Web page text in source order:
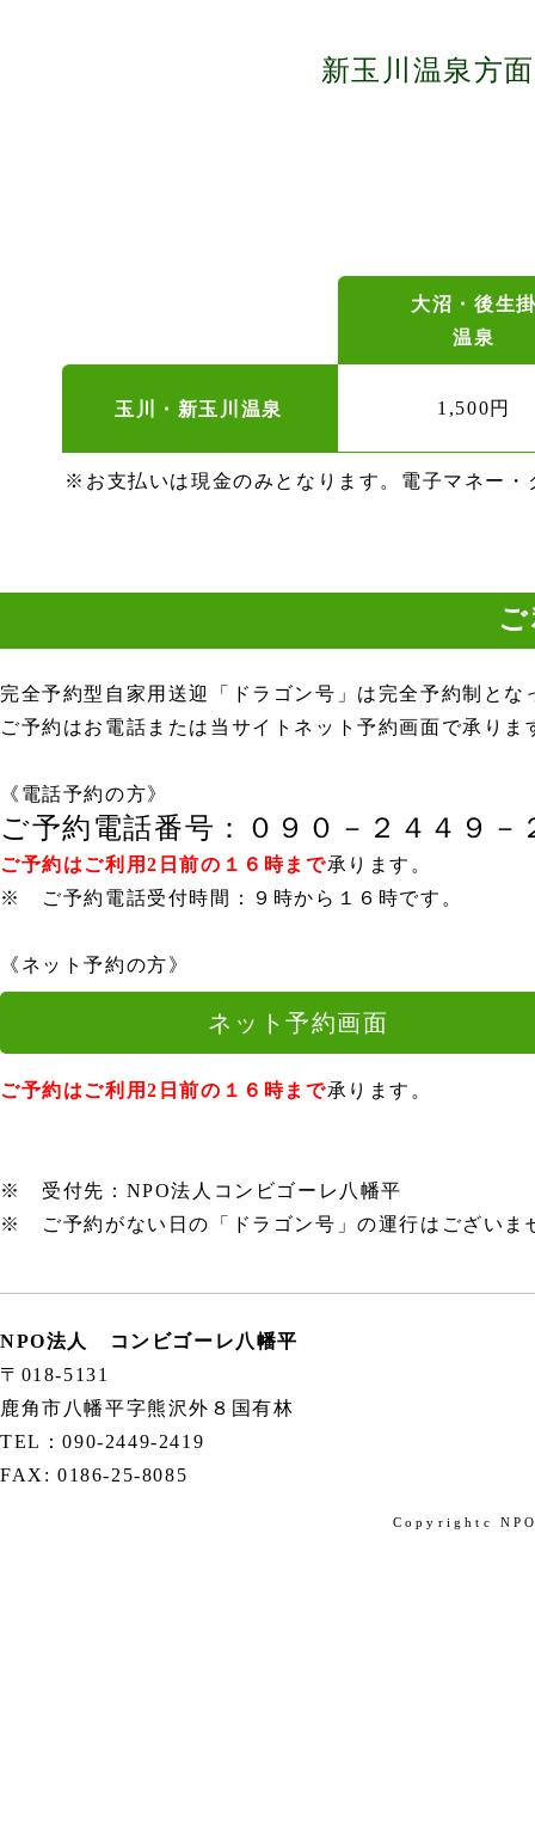
新玉川温泉
大沼・後生
温泉
玉川・新玉川温泉 1,500円
※お支払いは現金のみとなります。電子マネー
完全予約型自家用送迎「ドラゴン号」は完全予約制とな
ご予約はお電話または当サイトネット予約画面で承りま
《電話予約の方》
ご予約電話番号：０９０－２４４９－
ご予約はご利用2日前の１６時まで承ります。
※ ご予約電話受付時間：９時から１６時です。
《ネット予約の方》
ネット予約画面
ご予約はご利用2日前の１６時まで承ります。
※ 受付先：NPO法人コンビゴーレ八幡平
※ ご予約がない日の「ドラゴン号」の運行はございま
NPO法人 コンビゴーレ八幡平
〒018-5131
鹿角市八幡平字熊沢外８国有林
TEL：090-2449-2419
FAX: 0186-25-8085
Copyrightc